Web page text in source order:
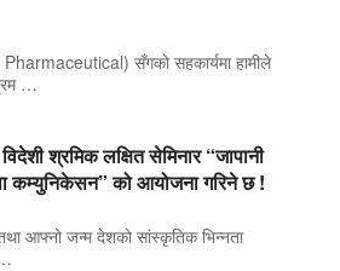
सँगको सहकार्यमा हामीले
…
श्रमिक लक्षित सेमिनार “जापानी
कम्युनिकेसन” को आयोजना गरिने छ !
तथा आफ्नो जन्म देशको सांस्कृतिक भिन्नता